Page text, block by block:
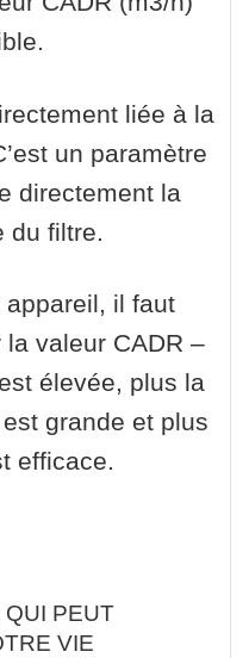
liée à la
un paramètre
directement la
du filtre.
appareil, il faut
valeur CADR –
élevée, plus la
grande et plus
efficace.
QUI PEUT
VIE